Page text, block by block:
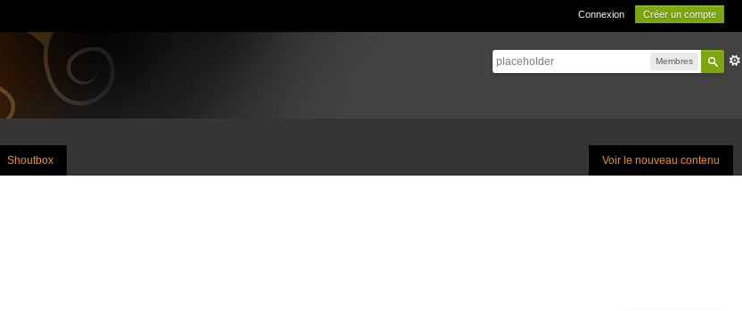
Connexion Créer un compte
Membres
Voir le nouveau contenu
Shoutbox